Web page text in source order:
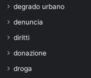
degrado urbano
denuncia
diritti
donazione
droga